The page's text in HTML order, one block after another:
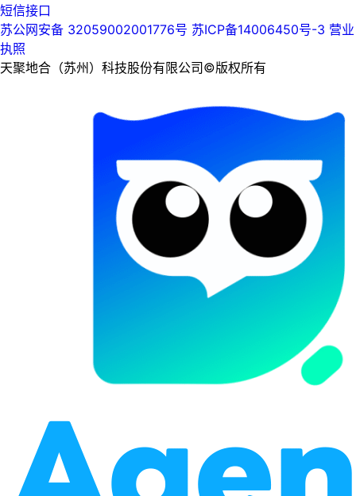
短信接口
苏公网安备 32059002001776号 苏ICP备14006450号-3 营业
执照
天聚地合（苏州）科技股份有限公司©版权所有